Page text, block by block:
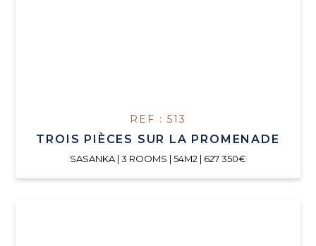
REF : 513
TROIS PIÈCES SUR LA PROMENADE
SASANKA | 3 ROOMS | 54M2 | 627 350€